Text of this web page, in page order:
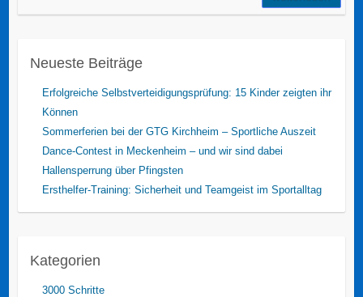
Neueste Beiträge
Erfolgreiche Selbstverteidigungsprüfung: 15 Kinder zeigten ihr
Können
Sommerferien bei der GTG Kirchheim – Sportliche Auszeit
Dance-Contest in Meckenheim – und wir sind dabei
Hallensperrung über Pfingsten
Ersthelfer-Training: Sicherheit und Teamgeist im Sportalltag
Kategorien
3000 Schritte